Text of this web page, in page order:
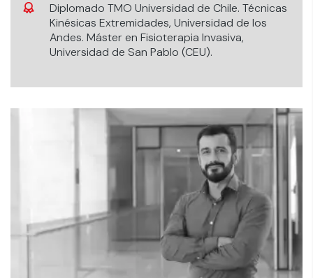
Diplomado TMO Universidad de Chile. Técnicas
Kinésicas Extremidades, Universidad de los
Andes. Máster en Fisioterapia Invasiva,
Universidad de San Pablo (CEU).